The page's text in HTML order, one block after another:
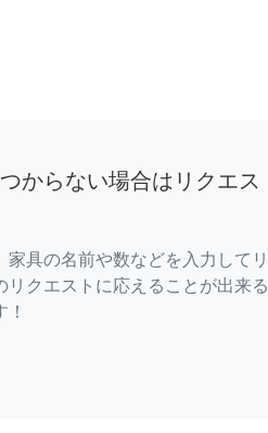
からない場合はリクエス
具の名前や数などを入力してリ
リクエストに応えることが出来る